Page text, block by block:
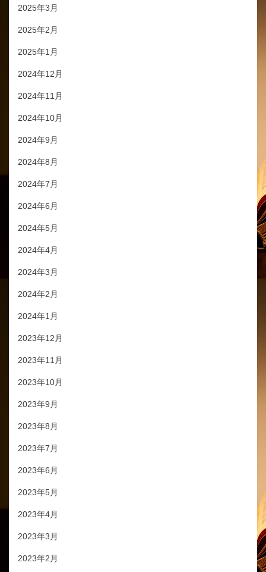
2025年3月
2025年2月
2025年1月
2024年12月
2024年11月
2024年10月
2024年9月
2024年8月
2024年7月
2024年6月
2024年5月
2024年4月
2024年3月
2024年2月
2024年1月
2023年12月
2023年11月
2023年10月
2023年9月
2023年8月
2023年7月
2023年6月
2023年5月
2023年4月
2023年3月
2023年2月